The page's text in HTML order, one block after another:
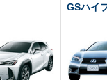
GSハイ